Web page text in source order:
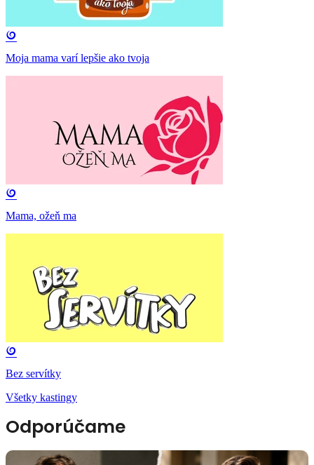
Moja mama varí lepšie ako tvoja
Mama, ožeň ma
Bez servítky
Všetky kastingy
Odporúčame